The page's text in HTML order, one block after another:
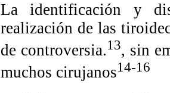
La identificación y
realización de las
de controversia.13, sin
muchos cirujanos14-16